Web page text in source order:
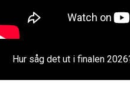
Hur såg det ut i finalen